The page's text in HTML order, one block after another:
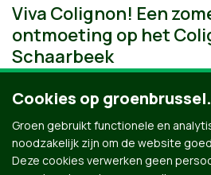
Viva Colignon! Een
ontmoeting op het
Schaarbeek
Cookies op
Groen gebruikt functionele en
noodzakelijk zijn om de website
Deze cookies verwerken geen